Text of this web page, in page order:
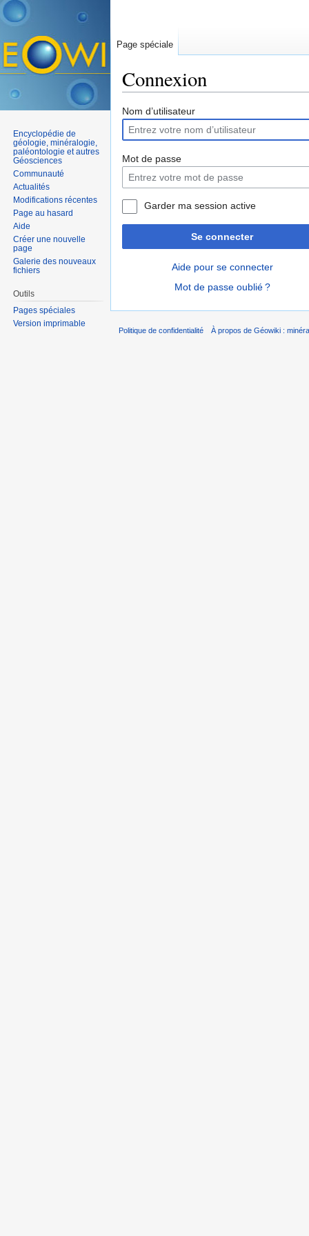
Connexion
Nom d’utilisateur
Mot de passe
Garder ma session active
Se connecter
Aide pour se connecter
Mot de passe oublié ?
Page spéciale
Encyclopédie de
géologie, minéralogie,
paléontologie et autres
Géosciences
Communauté
Actualités
Modifications récentes
Page au hasard
Aide
Créer une nouvelle
page
Galerie des nouveaux
fichiers
Outils
Pages spéciales
Version imprimable
Politique de confidentialité À propos de Géowiki :